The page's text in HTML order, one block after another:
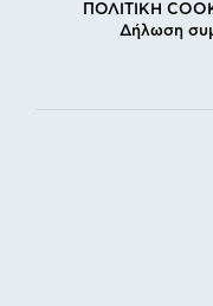
ΠΟΛΙΤΙΚΗ
Δήλωση